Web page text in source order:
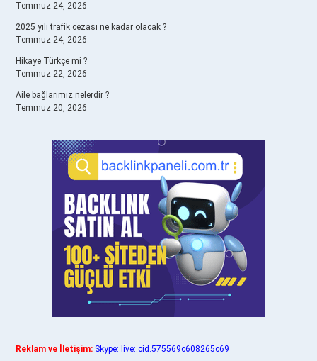
Temmuz 24, 2026
2025 yılı trafik cezası ne kadar olacak ?
Temmuz 24, 2026
Hikaye Türkçe mi ?
Temmuz 22, 2026
Aile bağlarımız nelerdir ?
Temmuz 20, 2026
Reklam ve İletişim: Skype: live:.cid.575569c608265c69